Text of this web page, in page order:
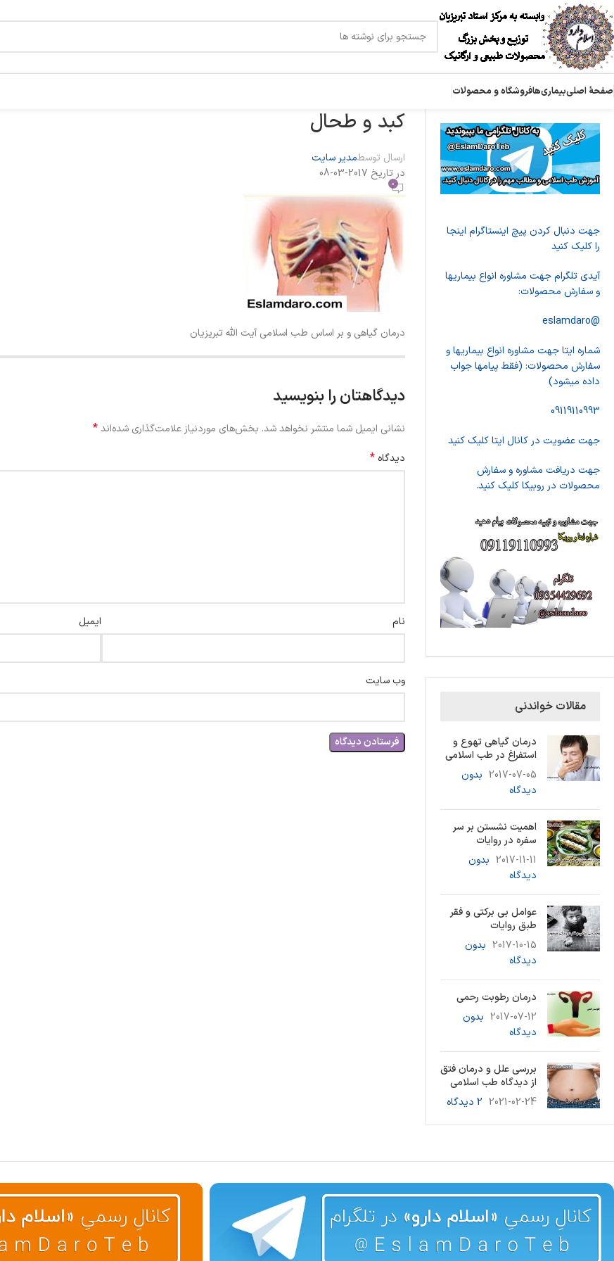
صفحۀ اصلیبیماری‌هافروشگاه و محصولات
جهت دنبال کردن پیچ اینستاگرام اینجا
را کلیک کنید
آیدی تلگرام جهت مشاوره انواع بیماریها
و سفارش محصولات:
@eslamdaro
شماره ایتا جهت مشاوره انواع بیماریها و
سفارش محصولات: (فقط پیامها جواب
داده میشود)
09119110993
جهت عضویت در کانال ایتا کلیک کنید
جهت دریافت مشاوره و سفارش
محصولات در روبیکا کلیک کنید.
مقالات خواندنی
درمان گیاهی تهوع و
استفراغ در طب اسلامی
2017-07-05 بدون
دیدگاه
اهمیت نشستن بر سر
سفره در روایات
2017-11-11 بدون
دیدگاه
عوامل بی برکتی و فقر
طبق روایات
2017-10-15 بدون
دیدگاه
درمان رطوبت رحمی
2017-07-12 بدون
دیدگاه
بررسی علل و درمان فتق
از دیدگاه طب اسلامی
2021-02-24 2 دیدگاه
کبد و طحال
ارسال توسطمدیر سایت
در تاریخ 2017-03-08
0
درمان گیاهی و بر اساس طب اسلامی آیت الله تبریزیان
دیدگاهتان را بنویسید
نشانی ایمیل شما منتشر نخواهد شد. بخش‌های موردنیاز علامت‌گذاری شده‌اند*
دیدگاه*
نام ایمیل
وب‌ سایت